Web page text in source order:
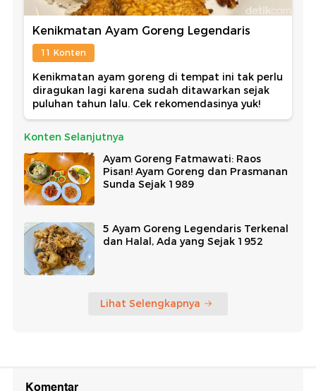
Kenikmatan Ayam Goreng Legendaris
11 Konten
Kenikmatan ayam goreng di tempat ini tak perlu
diragukan lagi karena sudah ditawarkan sejak
puluhan tahun lalu. Cek rekomendasinya yuk!
Konten Selanjutnya
Ayam Goreng Fatmawati: Raos
Pisan! Ayam Goreng dan Prasmanan
Sunda Sejak 1989
5 Ayam Goreng Legendaris Terkenal
dan Halal, Ada yang Sejak 1952
Lihat Selengkapnya
Komentar